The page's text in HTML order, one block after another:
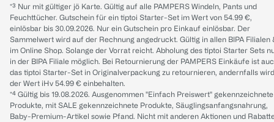
*³ Nur mit gültiger jö Karte. Gültig auf alle PAMPERS Windeln, Pants und
Feuchttücher. Gutschein für ein tiptoi Starter-Set im Wert von 54.99 €,
einlösbar bis 30.09.2026. Nur ein Gutschein pro Einkauf einlösbar. Der
Sammelwert wird auf der Rechnung angedruckt. Gültig in allen BIPA Filialen
im Online Shop. Solange der Vorrat reicht. Abholung des tiptoi Starter Sets
in der BIPA Filiale möglich. Bei Retournierung der PAMPERS Einkäufe ist
das tiptoi Starter-Set in Originalverpackung zu retournieren, andernfalls wird
der Wert iHv 54.99 € einbehalten.
*⁴ Gültig bis 19.08.2026. Ausgenommen "Einfach Preiswert" gekennzeichnete
Produkte, mit SALE gekennzeichnete Produkte, Säuglingsanfangsnahrung,
Baby-Premium-Artikel sowie Pfand. Nicht mit anderen Aktionen und